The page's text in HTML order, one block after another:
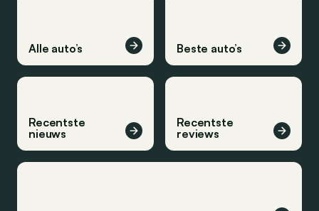
Alle auto’s Beste auto’s
Recentste
nieuws
Recentste
reviews